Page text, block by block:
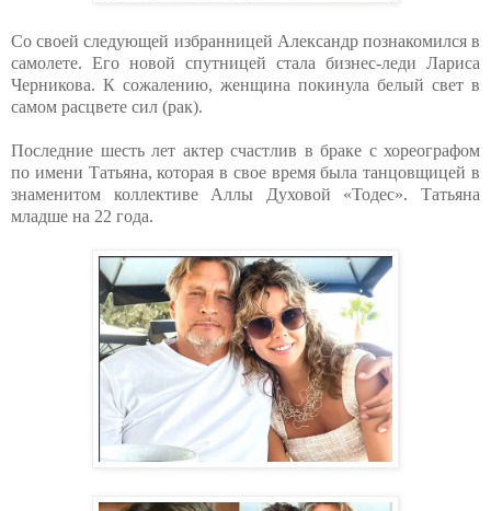
Со своей следующей избранницей Александр познакомился в
самолете. Его новой спутницей стала бизнес-леди Лариса
Черникова. К сожалению, женщина покинула белый свет в
самом расцвете сил (рак).
Последние шесть лет актер счастлив в браке с хореографом
по имени Татьяна, которая в свое время была танцовщицей в
знаменитом коллективе Аллы Духовой «Тодес». Татьяна
младше на 22 года.